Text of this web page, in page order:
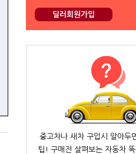
딜러회원가입
중고차나 새차 구입시 알아두
팁! 구매전 살펴보는 자동차